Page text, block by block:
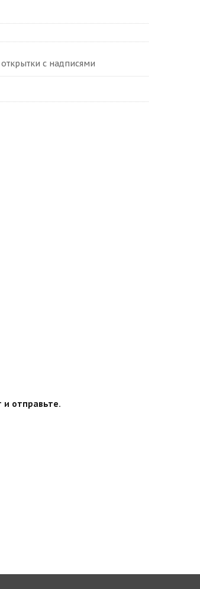
с надписями
и отправьте.